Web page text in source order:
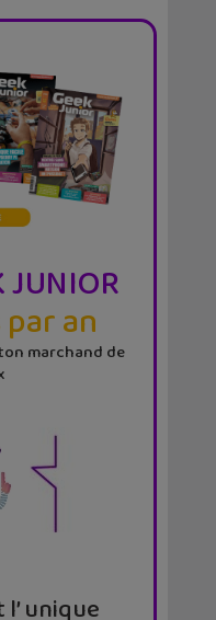
JUNIOR
an
marchand de
unique